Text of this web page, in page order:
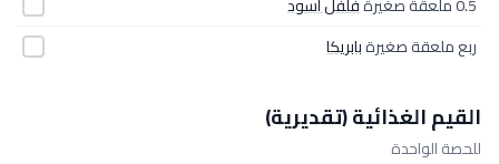
ربع ملعقة صغيرةبابريكا
القيم الغذائية (تقديرية)
للحصة الواحدة